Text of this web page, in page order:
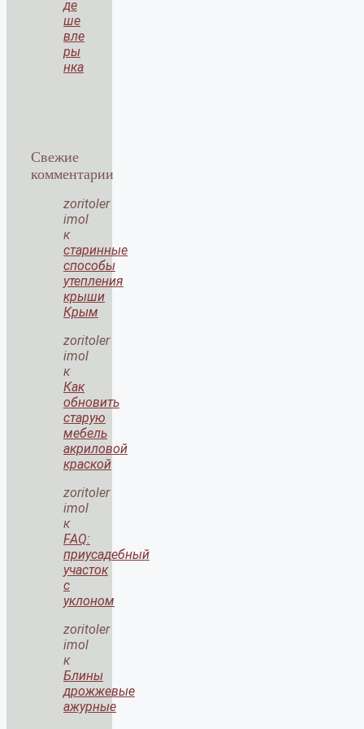
де
ше
вле
ры
нка
Свежие
комментарии
zoritoler
imol
к
старинные
способы
утепления
крыши
Крым
zoritoler
imol
к
Как
обновить
старую
мебель
акриловой
краской
zoritoler
imol
к
FAQ:
приусадебный
участок
с
уклоном
zoritoler
imol
к
Блины
дрожжевые
ажурные